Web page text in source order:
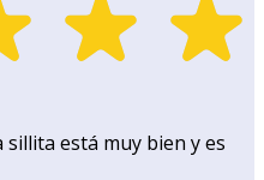
está muy bien y es